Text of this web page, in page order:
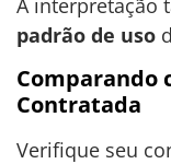
padrão de uso
Comparando
Contratada
Verifique seu